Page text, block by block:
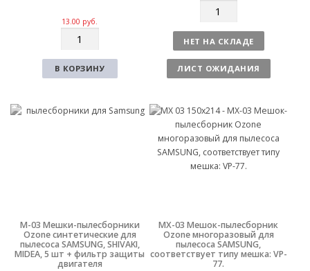
13.00 руб.
л
и
с
В КОРЗИНУ
л
и
ч
е
в
о
НЕТ НА СКЛАДЕ
ЛИСТ ОЖИДАНИЯ
M-03 Мешки-пылесборники
Ozone синтетические для
пылесоса SAMSUNG, SHIVAKI,
MIDEA, 5 шт + фильтр защиты
двигателя
MX-03 Мешок-пылесборник
Ozone многоразовый для
пылесоса SAMSUNG,
соответствует типу мешка: VP-
77.